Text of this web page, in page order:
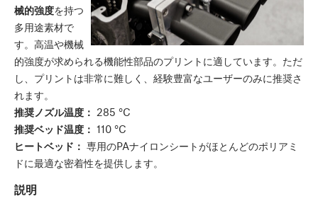
械的強度を持つ
多用途素材で
す。高温や機械
的強度が求められる機能性部品のプリントに適しています。ただ
し、プリントは非常に難しく、経験豊富なユーザーのみに推奨さ
れます。
推奨ノズル温度： 285 °C
推奨ベッド温度： 110 °C
ヒートベッド： 専用のPAナイロンシートがほとんどのポリアミ
ドに最適な密着性を提供します。
説明